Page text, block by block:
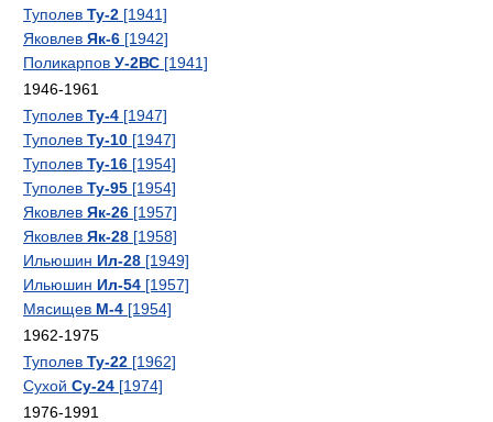
Туполев Ту-2 [1941]
Яковлев Як-6 [1942]
Поликарпов У-2ВС [1941]
1946-1961
Туполев Ту-4 [1947]
Туполев Ту-10 [1947]
Туполев Ту-16 [1954]
Туполев Ту-95 [1954]
Яковлев Як-26 [1957]
Яковлев Як-28 [1958]
Ильюшин Ил-28 [1949]
Ильюшин Ил-54 [1957]
Мясищев М-4 [1954]
1962-1975
Туполев Ту-22 [1962]
Сухой Су-24 [1974]
1976-1991